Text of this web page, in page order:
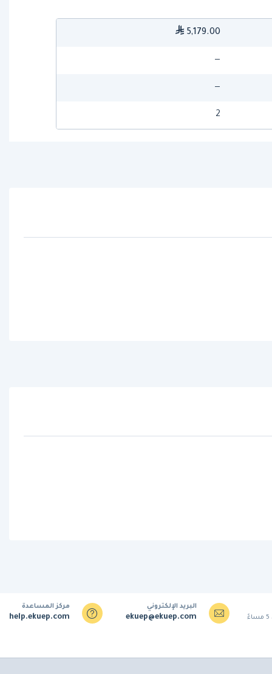
5,179.00
—
—
2
البريد الإلكتروني
ekuep@ekuep.com
مركز المساعدة
help.ekuep.com